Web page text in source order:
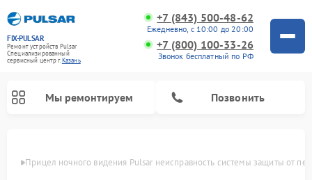
FIX-PULSAR
Ремонт устройств Pulsar
Специализированный
cервисный центр г.Казань
+7 (843) 500-48-62
Ежедневно, с 10:00 до 20:00
+7 (800) 100-33-26
Звонок бесплатный по РФ
Мы ремонтируем Позвонить
Прицел ночного видения Pulsar неисправность системы защиты от